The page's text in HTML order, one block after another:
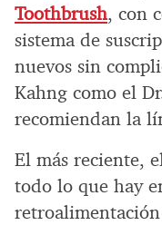
Toothbrush, con
sistema de
nuevos sin
Kahng como el
recomiendan la
El más reciente,
todo lo que hay